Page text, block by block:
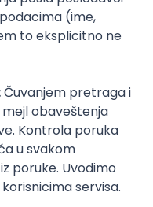
IV
Product